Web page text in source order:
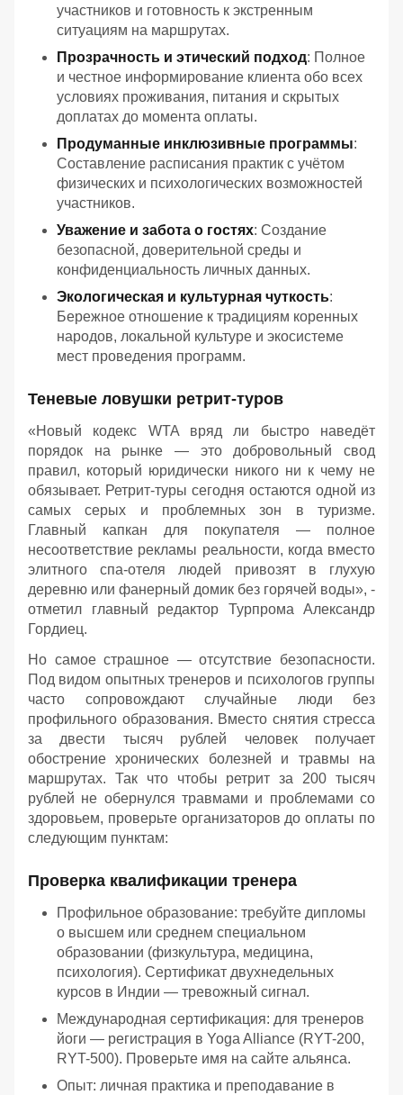
участников и готовность к экстренным
ситуациям на маршрутах.
Прозрачность и этический подход: Полное
и честное информирование клиента обо всех
условиях проживания, питания и скрытых
доплатах до момента оплаты.
Продуманные инклюзивные программы:
Составление расписания практик с учётом
физических и психологических возможностей
участников.
Уважение и забота о гостях: Создание
безопасной, доверительной среды и
конфиденциальность личных данных.
Экологическая и культурная чуткость:
Бережное отношение к традициям коренных
народов, локальной культуре и экосистеме
мест проведения программ.
Теневые ловушки ретрит-туров
«Новый кодекс WTA вряд ли быстро наведёт
порядок на рынке — это добровольный свод
правил, который юридически никого ни к чему не
обязывает. Ретрит-туры сегодня остаются одной из
самых серых и проблемных зон в туризме.
Главный капкан для покупателя — полное
несоответствие рекламы реальности, когда вместо
элитного спа-отеля людей привозят в глухую
деревню или фанерный домик без горячей воды», -
отметил главный редактор Турпрома Александр
Гордиец.
Но самое страшное — отсутствие безопасности.
Под видом опытных тренеров и психологов группы
часто сопровождают случайные люди без
профильного образования. Вместо снятия стресса
за двести тысяч рублей человек получает
обострение хронических болезней и травмы на
маршрутах. Так что чтобы ретрит за 200 тысяч
рублей не обернулся травмами и проблемами со
здоровьем, проверьте организаторов до оплаты по
следующим пунктам:
Проверка квалификации тренера
Профильное образование: требуйте дипломы
о высшем или среднем специальном
образовании (физкультура, медицина,
психология). Сертификат двухнедельных
курсов в Индии — тревожный сигнал.
Международная сертификация: для тренеров
йоги — регистрация в Yoga Alliance (RYT-200,
RYT-500). Проверьте имя на сайте альянса.
Опыт: личная практика и преподавание в